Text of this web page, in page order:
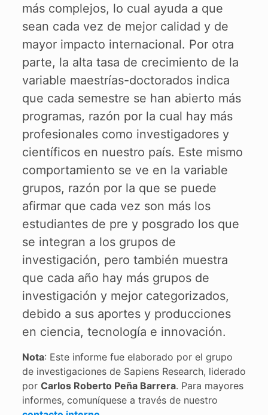
más complejos, lo cual ayuda a que
sean cada vez de mejor calidad y de
mayor impacto internacional. Por otra
parte, la alta tasa de crecimiento de la
variable maestrías-doctorados indica
que cada semestre se han abierto más
programas, razón por la cual hay más
profesionales como investigadores y
científicos en nuestro país. Este mismo
comportamiento se ve en la variable
grupos, razón por la que se puede
afirmar que cada vez son más los
estudiantes de pre y posgrado los que
se integran a los grupos de
investigación, pero también muestra
que cada año hay más grupos de
investigación y mejor categorizados,
debido a sus aportes y producciones
en ciencia, tecnología e innovación.
Nota: Este informe fue elaborado por el grupo
de investigaciones de Sapiens Research, liderado
por Carlos Roberto Peña Barrera. Para mayores
informes, comuníquese a través de nuestro